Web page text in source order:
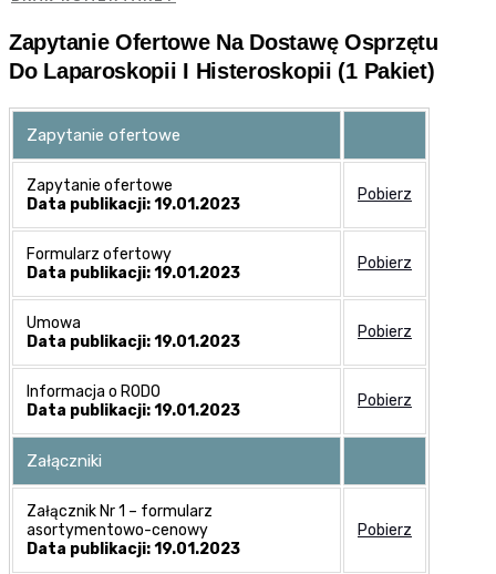
Zapytanie Ofertowe Na Dostawę Osprzętu
Do Laparoskopii I Histeroskopii (1 Pakiet)
Zapytanie ofertowe
Zapytanie ofertowe
Data publikacji: 19.01.2023
Pobierz
Formularz ofertowy
Data publikacji: 19.01.2023
Pobierz
Umowa
Data publikacji: 19.01.2023
Pobierz
Informacja o RODO
Data publikacji: 19.01.2023
Pobierz
Załączniki
Załącznik Nr 1 – formularz
asortymentowo-cenowy
Data publikacji: 19.01.2023
Pobierz